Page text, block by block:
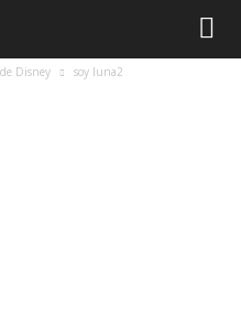
Disney soy luna2